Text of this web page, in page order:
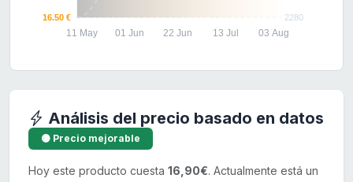
2280
16.50 €
11 May 01 Jun 22 Jun 13 Jul 03 Aug
Análisis del precio basado en datos
🟡 Precio mejorable
Hoy este producto cuesta 16,90€. Actualmente está un